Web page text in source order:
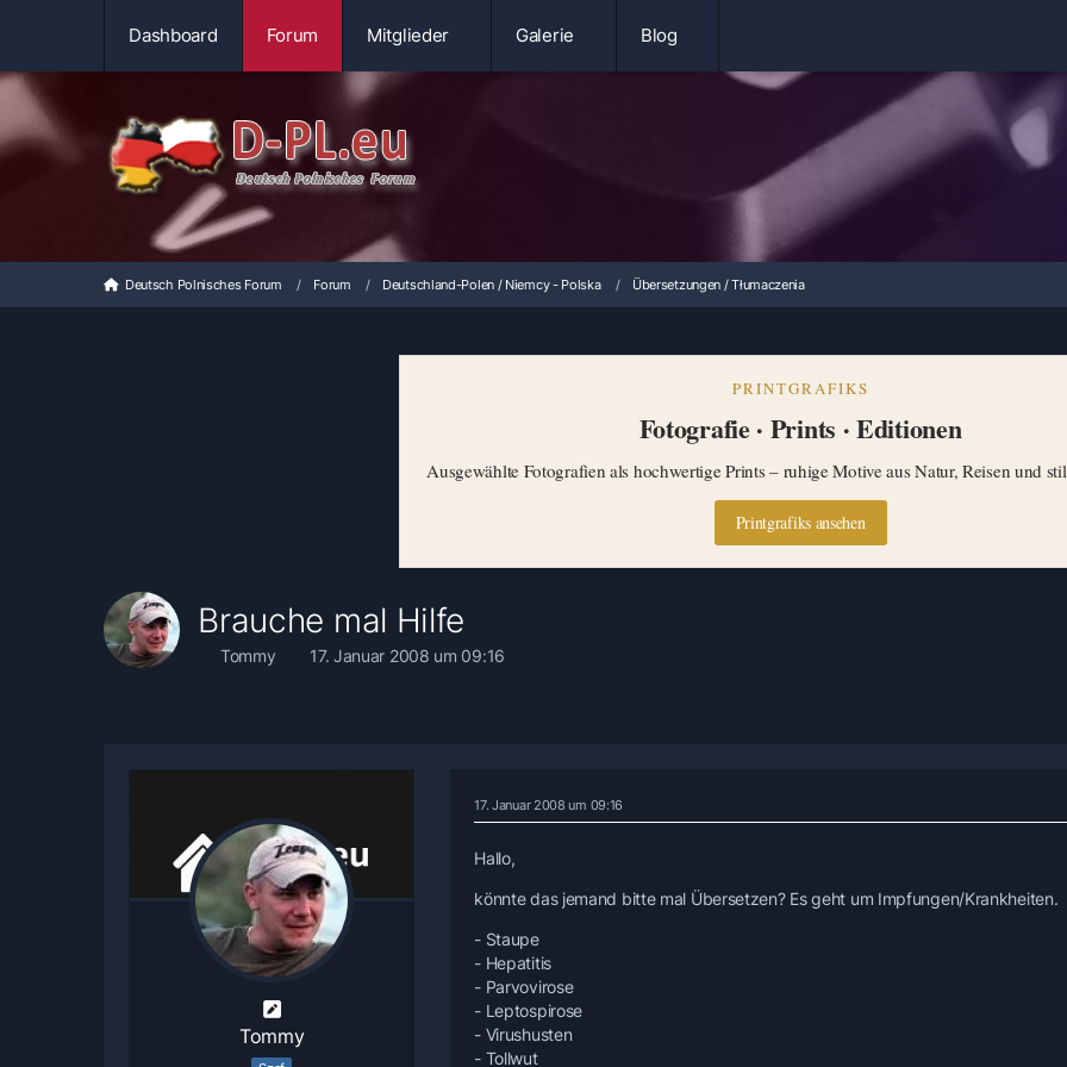
Dashboard Forum Mitglieder Galerie Blog
Deutsch Polnisches Forum Forum Deutschland-Polen / Niemcy - Polska Übersetzungen / Tłumaczenia
PRINTGRAFIKS
Fotografie · Prints · Editionen
Ausgewählte Fotografien als hochwertige Prints – ruhige Motive aus Natur, Reisen und
Printgrafiks ansehen
Brauche mal Hilfe
Tommy 17. Januar 2008 um 09:16
Tommy
17. Januar 2008 um 09:16
Hallo,
könnte das jemand bitte mal Übersetzen? Es geht um Impfungen/Krankheiten.
- Staupe
- Hepatitis
- Parvovirose
- Leptospirose
- Virushusten
- Tollwut